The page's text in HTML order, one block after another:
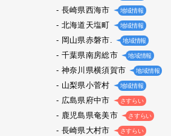
長崎県西海市 地域情報
北海道天塩町 地域情報
岡山県赤磐市. 地域情報
千葉県南房総市 地域情報
神奈川県横須賀市 地域情報
山梨県小菅村 地域情報
広島県府中市 さすらい
鹿児島県奄美市 さすらい
長崎県大村市 さすらい